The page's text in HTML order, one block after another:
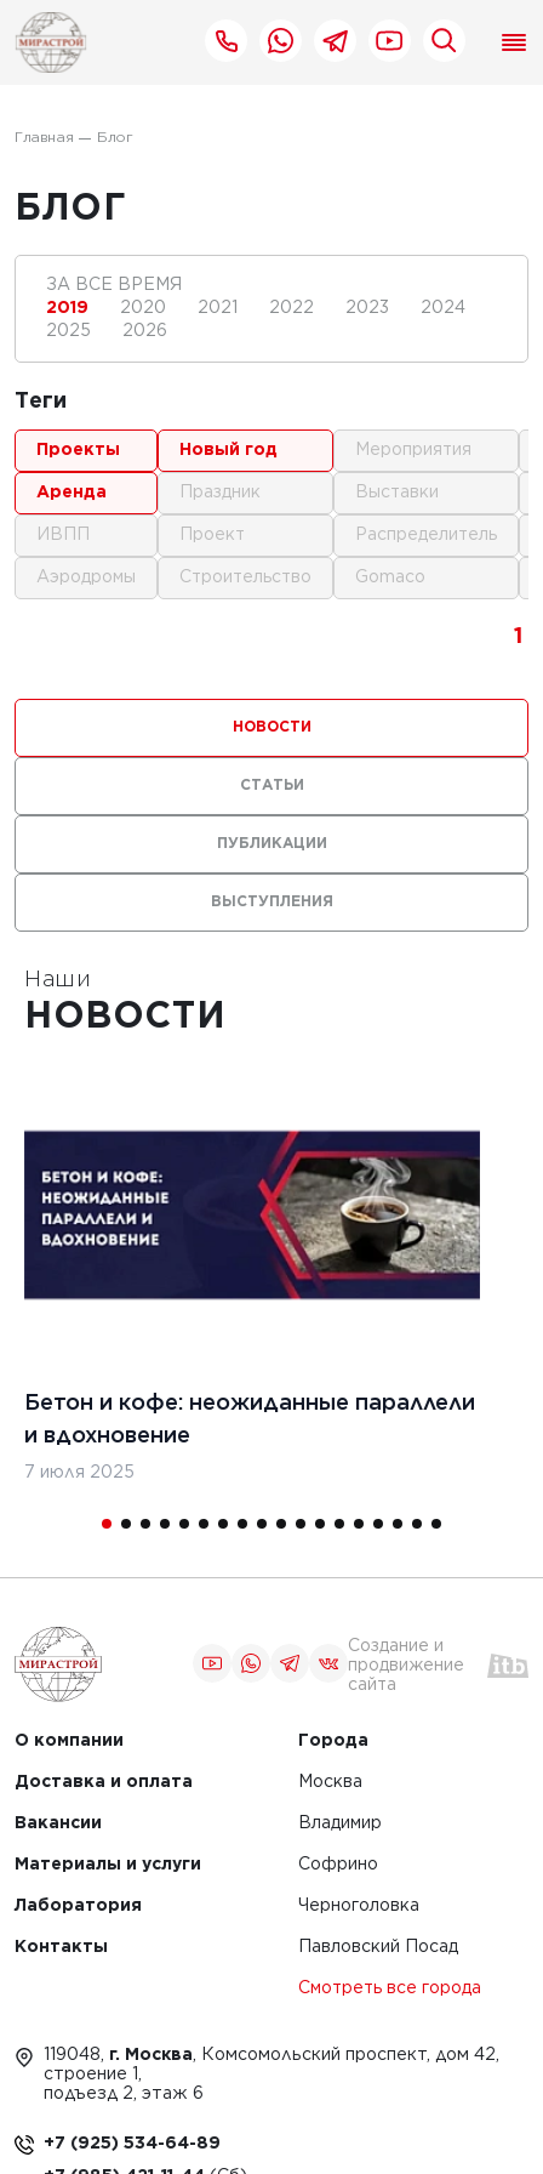
Главная Блог
БЛОГ
1
1
ВЫСТУПЛЕНИЯ
ПУБЛИКАЦИИ
НОВОСТИ
СТАТЬИ
ЗА ВСЕ ВРЕМЯ
2019
2020 2021 2022 2023
2024
2025
2026
Теги
проекты
аренда
ИВПП
аэродромы
новый год
праздник
проект
строительство
мероприятия
выставки
распределитель
gomaco
Наши
НОВОСТИ
Бетон и кофе: неожиданные параллели
и вдохновение
7 июля 2025
Создание и
продвижение
сайта
О компании
Доставка и оплата
Вакансии
Материалы и услуги
Лаборатория
Контакты
Города
Москва
Владимир
Софрино
Черноголовка
Павловский Посад
Смотреть все города
119048, г. Москва , Комсомольский проспект, дом 42,
строение 1,
подъезд 2, этаж 6
+7 (925) 534-64-89